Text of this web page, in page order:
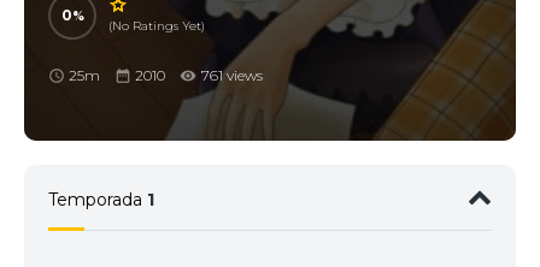
0
(No Ratings Yet)
25m 2010 761 views
Temporada 1